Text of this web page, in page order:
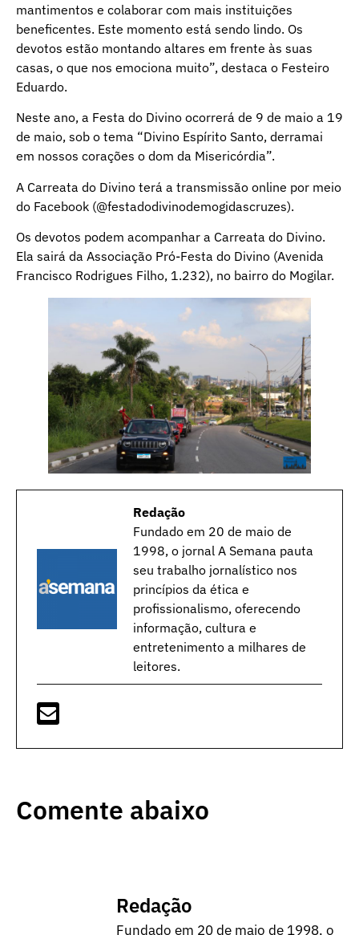
mantimentos e colaborar com mais instituições
beneficentes. Este momento está sendo lindo. Os
devotos estão montando altares em frente às suas
casas, o que nos emociona muito”, destaca o Festeiro
Eduardo.
Neste ano, a Festa do Divino ocorrerá de 9 de maio a 19
de maio, sob o tema “Divino Espírito Santo, derramai
em nossos corações o dom da Misericórdia”.
A Carreata do Divino terá a transmissão online por meio
do Facebook (@festadodivinodemogidascruzes).
Os devotos podem acompanhar a Carreata do Divino.
Ela sairá da Associação Pró-Festa do Divino (Avenida
Francisco Rodrigues Filho, 1.232), no bairro do Mogilar.
Redação
Fundado em 20 de maio de
1998, o jornal A Semana pauta
seu trabalho jornalístico nos
princípios da ética e
profissionalismo, oferecendo
informação, cultura e
entretenimento a milhares de
leitores.
Comente abaixo
Redação
Fundado em 20 de maio de 1998, o